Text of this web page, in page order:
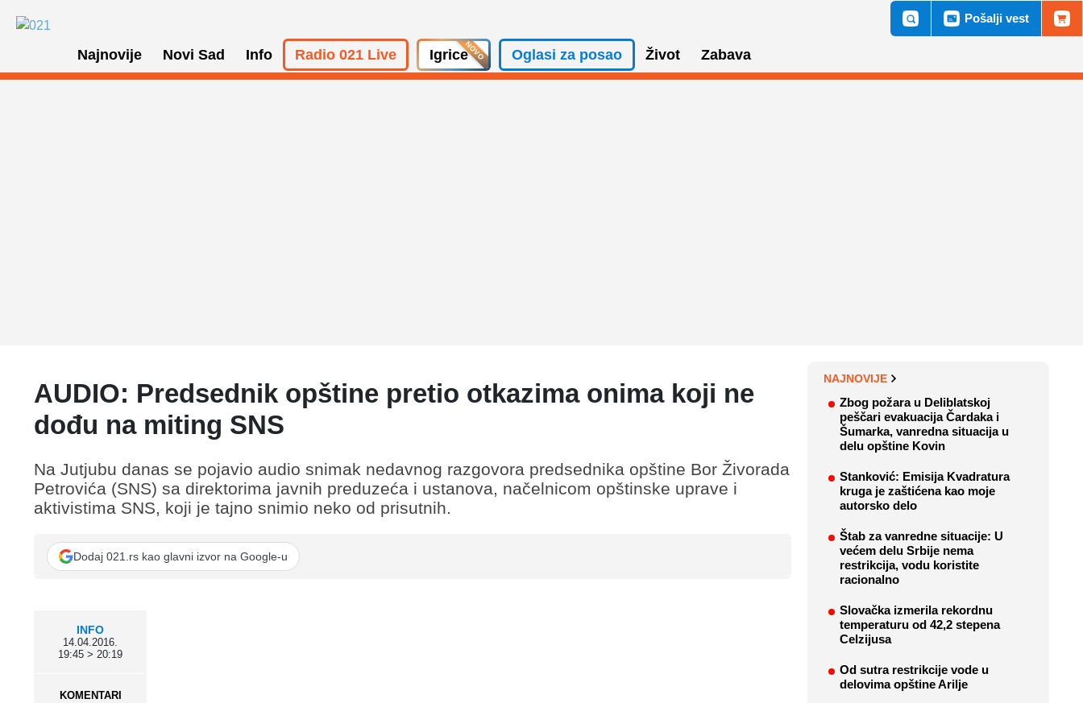
Najnovije Novi Sad Info Radio 021 Live Igrice Oglasi za posao Život Zabava
Pošalji vest
AUDIO: Predsednik opštine pretio otkazima onima koji ne
dođu na miting SNS
INFO
14.04.2016.
19:45 > 20:19
KOMENTARI
Na Jutjubu danas se pojavio audio snimak nedavnog razgovora predsednika opštine Bor Živorada
Petrovića (SNS) sa direktorima javnih preduzeća i ustanova, načelnicom opštinske uprave i
aktivistima SNS, koji je tajno snimio neko od prisutnih.
Dodaj 021.rs kao glavni izvor na Google-u
NAJNOVIJE
Zbog požara u Deliblatskoj
peščari evakuacija Čardaka i
Šumarka, vanredna situacija u
delu opštine Kovin
Stanković: Emisija Kvadratura
kruga je zaštićena kao moje
autorsko delo
Štab za vanredne situacije: U
većem delu Srbije nema
restrikcija, vodu koristite
racionalno
Slovačka izmerila rekordnu
temperaturu od 42,2 stepena
Celzijusa
Od sutra restrikcije vode u
delovima opštine Arilje